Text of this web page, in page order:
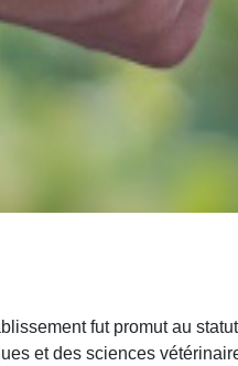
fut promut au
et des sciences